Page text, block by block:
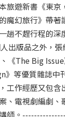
旅遊新書《東京
魔幻旅行》帶著
趟不趕行程的深
出版品之外，張
《The Big Issue
》等優質雜誌中
工作經歷又包含
、電視劇編劇、
師。